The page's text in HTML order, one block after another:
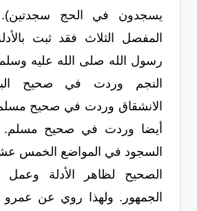
يسجدون في الحج
المفصل الثلاث فقد ثبت
رسول الله صلى الله عليه
النجم وردت في صحيح
الانشقاق وردت في صحيح
أيضا وردت في صحيح مسلم.
السجود في المواضع الخمس
الصحيح لظاهر الأدلة وعمل
الجمهور. ولهذا روي عن